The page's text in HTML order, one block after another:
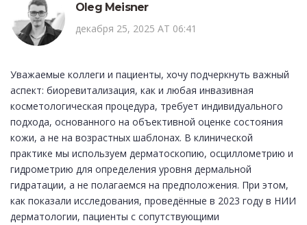
Oleg Meisner
декабря 25, 2025 AT 06:41
Уважаемые коллеги и пациенты, хочу подчеркнуть важный
аспект: биоревитализация, как и любая инвазивная
косметологическая процедура, требует индивидуального
подхода, основанного на объективной оценке состояния
кожи, а не на возрастных шаблонах. В клинической
практике мы используем дерматоскопию, осциллометрию и
гидрометрию для определения уровня дермальной
гидратации, а не полагаемся на предположения. При этом,
как показали исследования, проведённые в 2023 году в НИИ
дерматологии, пациенты с сопутствующими